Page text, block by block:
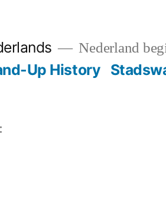
Nederland
Up History